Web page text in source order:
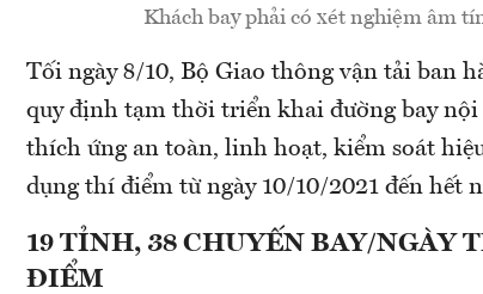
Khách bay phải có xét nghiệm âm
Tối ngày 8/10, Bộ Giao thông vận tải ban
quy định tạm thời triển khai đường bay
thích ứng an toàn, linh hoạt, kiểm soát
dụng thí điểm từ ngày 10/10/2021 đến hết
19 TỈNH, 38 CHUYẾN BAY/NGÀY
ĐIỂM